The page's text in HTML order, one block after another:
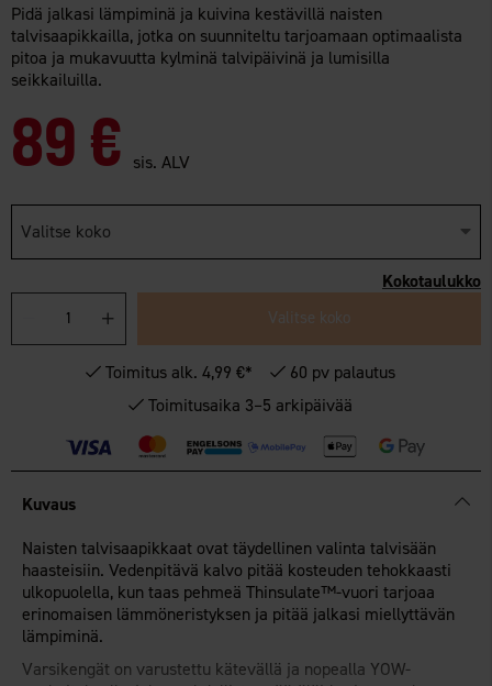
Pidä jalkasi lämpiminä ja kuivina kestävillä naisten
talvisaapikkailla, jotka on suunniteltu tarjoamaan optimaalista
pitoa ja mukavuutta kylminä talvipäivinä ja lumisilla
seikkailuilla.
89 € sis. ALV
Valitse koko
Kokotaulukko
Valitse koko
Toimitus alk. 4,99 €*
60 pv palautus
Toimitusaika 3–5 arkipäivää
Kuvaus
Naisten talvisaapikkaat ovat täydellinen valinta talvisään
haasteisiin. Vedenpitävä kalvo pitää kosteuden tehokkaasti
ulkopuolella, kun taas pehmeä Thinsulate™-vuori tarjoaa
erinomaisen lämmöneristyksen ja pitää jalkasi miellyttävän
lämpiminä.
Varsikengät on varustettu kätevällä ja nopealla YOW-